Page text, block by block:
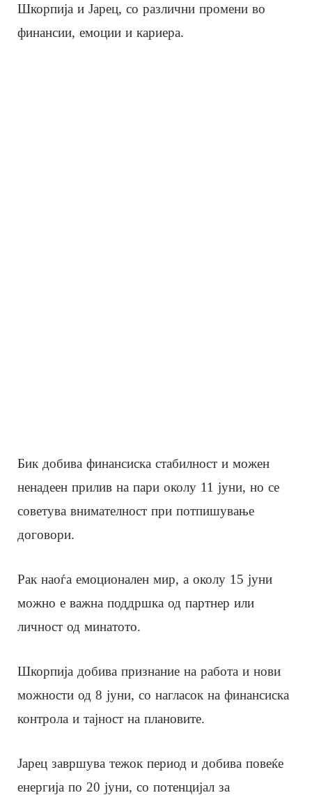
Шкорпија и Јарец, со различни промени во
финансии, емоции и кариера.
Бик добива финансиска стабилност и можен
ненадеен прилив на пари околу 11 јуни, но се
советува внимателност при потпишување
договори.
Рак наоѓа емоционален мир, а околу 15 јуни
можно е важна поддршка од партнер или
личност од минатото.
Шкорпија добива признание на работа и нови
можности од 8 јуни, со нагласок на финансиска
контрола и тајност на плановите.
Јарец завршува тежок период и добива повеќе
енергија по 20 јуни, со потенцијал за